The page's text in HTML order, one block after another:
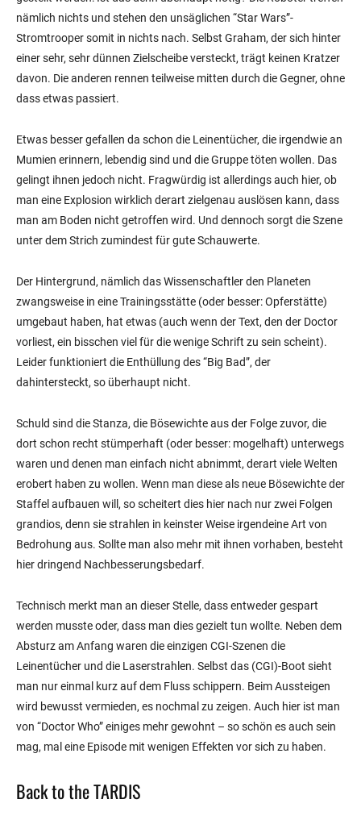
nämlich nichts und stehen den unsäglichen “Star Wars”-
Stromtrooper somit in nichts nach. Selbst Graham, der sich hinter
einer sehr, sehr dünnen Zielscheibe versteckt, trägt keinen Kratzer
davon. Die anderen rennen teilweise mitten durch die Gegner, ohne
dass etwas passiert.
Etwas besser gefallen da schon die Leinentücher, die irgendwie an
Mumien erinnern, lebendig sind und die Gruppe töten wollen. Das
gelingt ihnen jedoch nicht. Fragwürdig ist allerdings auch hier, ob
man eine Explosion wirklich derart zielgenau auslösen kann, dass
man am Boden nicht getroffen wird. Und dennoch sorgt die Szene
unter dem Strich zumindest für gute Schauwerte.
Der Hintergrund, nämlich das Wissenschaftler den Planeten
zwangsweise in eine Trainingsstätte (oder besser: Opferstätte)
umgebaut haben, hat etwas (auch wenn der Text, den der Doctor
vorliest, ein bisschen viel für die wenige Schrift zu sein scheint).
Leider funktioniert die Enthüllung des “Big Bad”, der
dahintersteckt, so überhaupt nicht.
Schuld sind die Stanza, die Bösewichte aus der Folge zuvor, die
dort schon recht stümperhaft (oder besser: mogelhaft) unterwegs
waren und denen man einfach nicht abnimmt, derart viele Welten
erobert haben zu wollen. Wenn man diese als neue Bösewichte der
Staffel aufbauen will, so scheitert dies hier nach nur zwei Folgen
grandios, denn sie strahlen in keinster Weise irgendeine Art von
Bedrohung aus. Sollte man also mehr mit ihnen vorhaben, besteht
hier dringend Nachbesserungsbedarf.
Technisch merkt man an dieser Stelle, dass entweder gespart
werden musste oder, dass man dies gezielt tun wollte. Neben dem
Absturz am Anfang waren die einzigen CGI-Szenen die
Leinentücher und die Laserstrahlen. Selbst das (CGI)-Boot sieht
man nur einmal kurz auf dem Fluss schippern. Beim Aussteigen
wird bewusst vermieden, es nochmal zu zeigen. Auch hier ist man
von “Doctor Who” einiges mehr gewohnt – so schön es auch sein
mag, mal eine Episode mit wenigen Effekten vor sich zu haben.
Back to the TARDIS